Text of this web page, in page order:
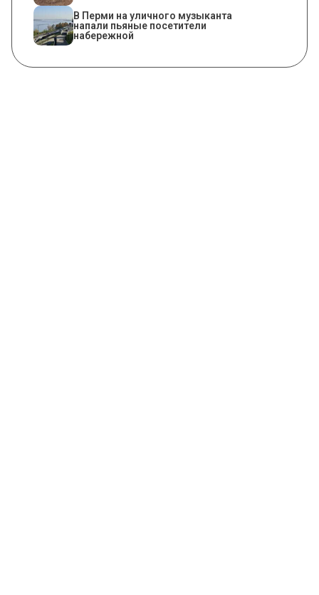
В Перми на уличного музыканта
напали пьяные посетители
набережной